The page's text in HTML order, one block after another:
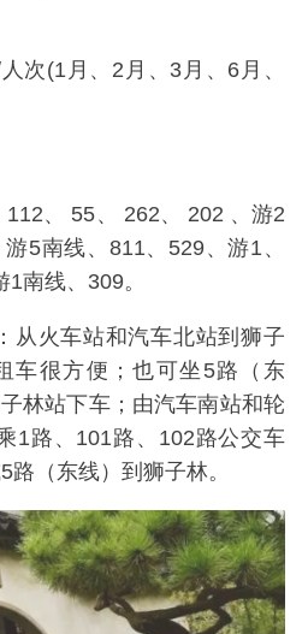
次(1月、2月、3月、6月、
、 55、 262、 202 、游2
5南线、811、529、游1、
南线、309。
从火车站和汽车北站到狮子
车很方便；也可坐5路（东
林站下车；由汽车南站和轮
1路、101路、102路公交车
（东线）到狮子林。